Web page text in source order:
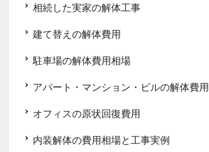
相続した実家の解体工事
建て替えの解体費用
駐車場の解体費用相場
アパート・マンション・ビルの解体費用
オフィスの原状回復費用
内装解体の費用相場と工事実例